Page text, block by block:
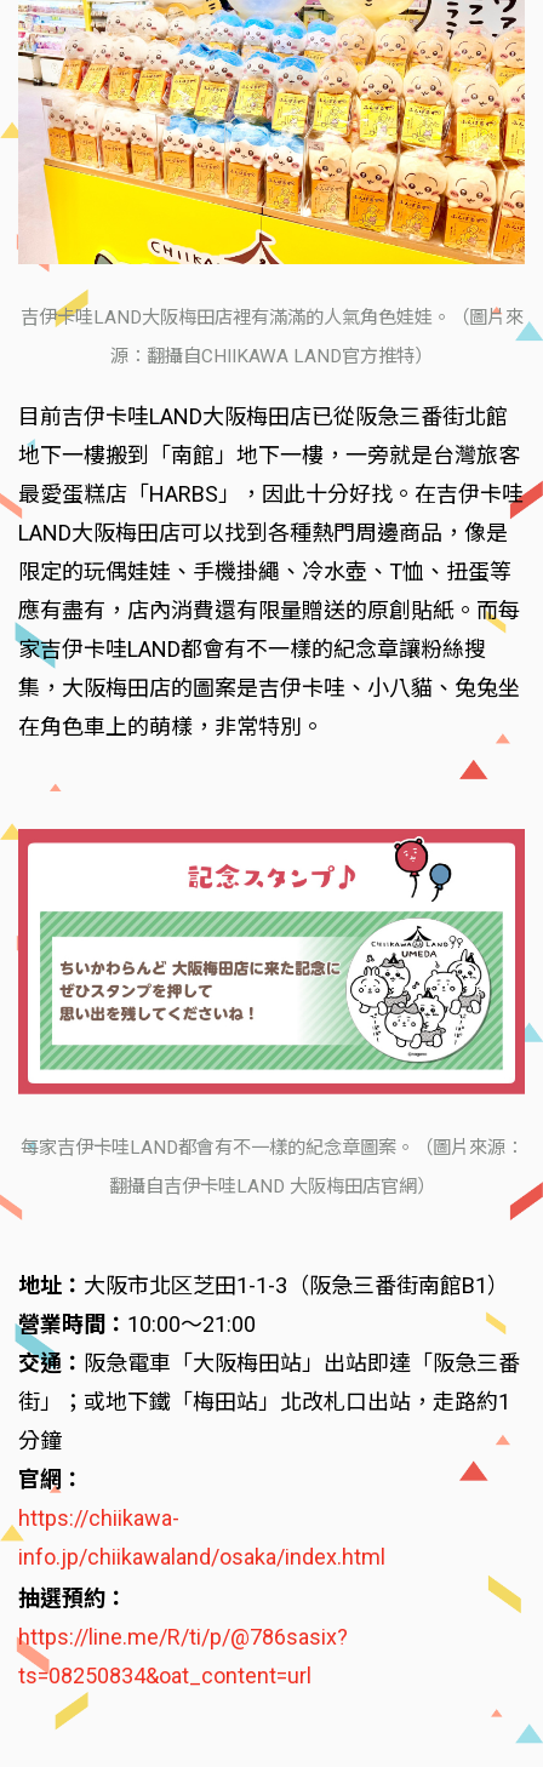
吉伊卡哇LAND大阪梅田店裡有滿滿的人氣角色娃娃。（圖片來
源：翻攝自CHIIKAWA LAND官方推特）
目前吉伊卡哇LAND大阪梅田店已從阪急三番街北館
地下一樓搬到「南館」地下一樓，一旁就是台灣旅客
最愛蛋糕店「HARBS」，因此十分好找。在吉伊卡哇
LAND大阪梅田店可以找到各種熱門周邊商品，像是
限定的玩偶娃娃、手機掛繩、冷水壺、T恤、扭蛋等
應有盡有，店內消費還有限量贈送的原創貼紙。而每
家吉伊卡哇LAND都會有不一樣的紀念章讓粉絲搜
集，大阪梅田店的圖案是吉伊卡哇、小八貓、兔兔坐
在角色車上的萌樣，非常特別。
每家吉伊卡哇LAND都會有不一樣的紀念章圖案。（圖片來源：
翻攝自吉伊卡哇LAND 大阪梅田店官網）
地址： 大阪市北区芝田1-1-3（阪急三番街南館B1）
營業時間： 10:00～21:00
交通： 阪急電車「大阪梅田站」出站即達「阪急三番
街」；或地下鐵「梅田站」北改札口出站，走路約1
分鐘
官網：
https://chiikawa-
info.jp/chiikawaland/osaka/index.html
抽選預約：
https://line.me/R/ti/p/@786sasix?
ts=08250834&oat_content=url